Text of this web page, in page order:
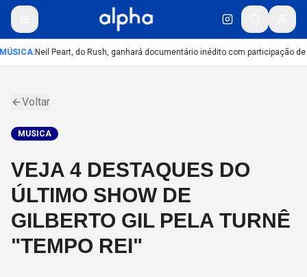
:Neil Peart, do Rush, ganhará documentário inédito com participação de
Voltar
MUSICA
VEJA 4 DESTAQUES DO
ÚLTIMO SHOW DE
GILBERTO GIL PELA TURNÊ
"TEMPO REI"